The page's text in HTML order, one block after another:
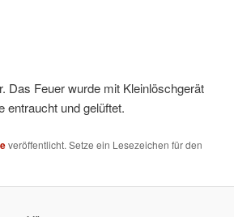
Das Feuer wurde mit Kleinlöschgerät
entraucht und gelüftet.
veröffentlicht. Setze ein Lesezeichen für den